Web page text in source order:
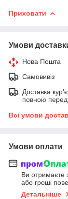
Приховати
Умови
Нова Пошта
Самовивіз
Доставка
повною
Всі умови
Умови оплати
Ви отримаєте
або гроші
Детальніше